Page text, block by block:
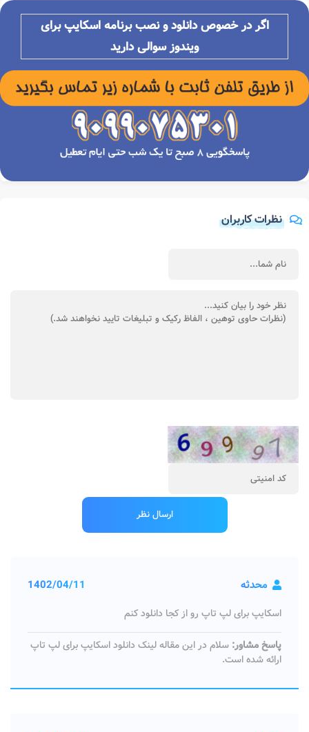
اگر در خصوص دانلود و نصب برنامهاسکایپ برای
ویندوز سوالی دارید
نظرات کاربران
محدثه 1402/04/11
اسکایپ برای لپ تاپ رو از کجا دانلود کنم
پاسخ مشاور: سلام در این مقاله لینک دانلود اسکایپ برای لپ تاپ
ارائه شده است.